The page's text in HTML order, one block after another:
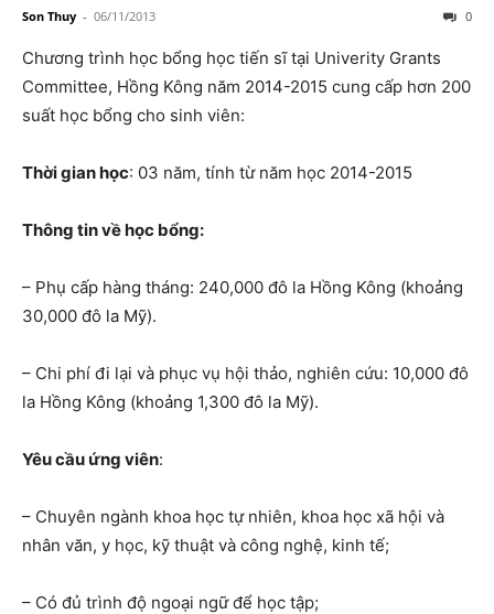
Son Thuy - 06/11/2013 0
Chương trình học bổng học tiến sĩ tại Univerity Grants
Committee, Hồng Kông năm 2014-2015 cung cấp hơn 200
suất học bổng cho sinh viên:
Thời gian học: 03 năm, tính từ năm học 2014-2015
Thông tin về học bổng:
– Phụ cấp hàng tháng: 240,000 đô la Hồng Kông (khoảng
30,000 đô la Mỹ).
– Chi phí đi lại và phục vụ hội thảo, nghiên cứu: 10,000 đô
la Hồng Kông (khoảng 1,300 đô la Mỹ).
Yêu cầu ứng viên:
– Chuyên ngành khoa học tự nhiên, khoa học xã hội và
nhân văn, y học, kỹ thuật và công nghệ, kinh tế;
– Có đủ trình độ ngoại ngữ để học tập;